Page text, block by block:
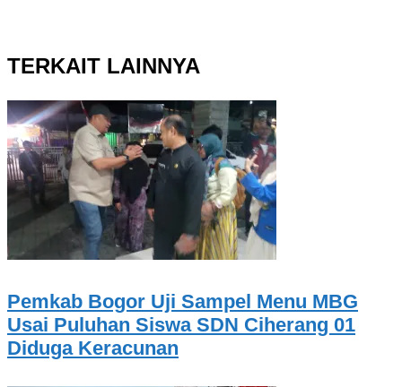
TERKAIT LAINNYA
Pemkab Bogor Uji Sampel Menu MBG
Usai Puluhan Siswa SDN Ciherang 01
Diduga Keracunan